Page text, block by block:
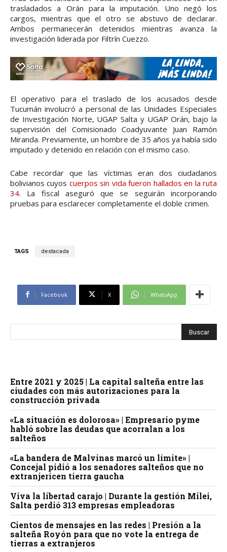
trasladados a Orán para la imputación. Uno negó los
cargos, mientras que el otro se abstuvo de declarar.
Ambos permanecerán detenidos mientras avanza la
investigación liderada por Filtrín Cuezzo.
El operativo para el traslado de los acusados desde
Tucumán involucró a personal de las Unidades Especiales
de Investigación Norte, UGAP Salta y UGAP Orán, bajo la
supervisión del Comisionado Coadyuvante Juan Ramón
Miranda. Previamente, un hombre de 35 años ya había sido
imputado y detenido en relación con el mismo caso.
Cabe recordar que las víctimas eran dos ciudadanos
bolivianos cuyos cuerpos sin vida fueron hallados en la ruta
34. La fiscal aseguró que se seguirán incorporando
pruebas para esclarecer completamente el doble crimen.
TAGS destacada
Facebook X WhatsApp
Entre 2021 y 2025 | La capital salteña entre las
ciudades con más autorizaciones para la
construcción privada
«La situación es dolorosa» | Empresario pyme
habló sobre las deudas que acorralan a los
salteños
«La bandera de Malvinas marcó un límite» |
Concejal pidió a los senadores salteños que no
extranjericen tierra gaucha
Viva la libertad carajo | Durante la gestión Milei,
Salta perdió 313 empresas empleadoras
Cientos de mensajes en las redes | Presión a la
salteña Royón para que no vote la entrega de
tierras a extranjeros